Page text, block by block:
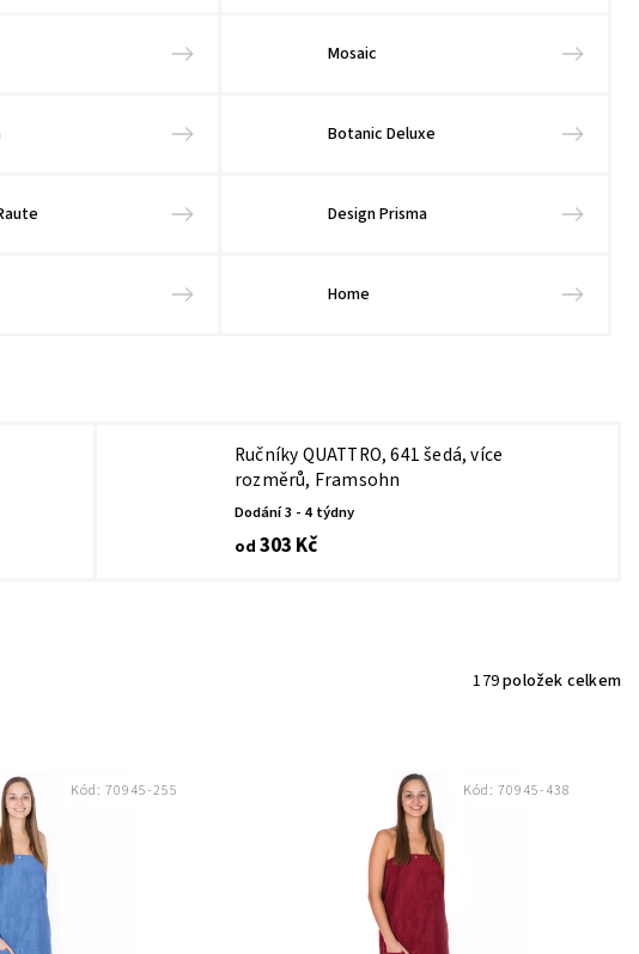
Mosaic
Botanic Deluxe
Design Prisma
Home
Ručníky QUATTRO, 641 šedá, více
rozměrů, Framsohn
Dodání 3 - 4 týdny
od 303 Kč
179položek celkem
Kód: 70945-255 Kód: 70945-438